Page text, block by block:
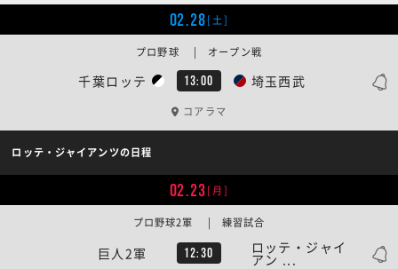
02.28[土]
千葉ロッテ 13:00 埼玉西武
プロ野球 | オープン戦
コアラマ
ロッテ・ジャイアンツの日程
02.23[月]
巨人2軍 12:30 ロッテ・ジャイ
アン ...
プロ野球2軍 | 練習試合